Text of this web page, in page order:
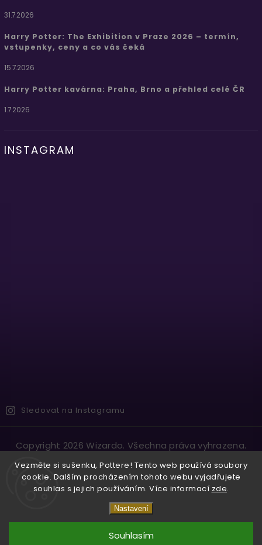
Vezměte si sušenku, Pottere! Tento web používá soubory
cookie. Dalším procházením tohoto webu vyjadřujete
souhlas s jejich používáním. Více informací zde.
Nastavení
Souhlasím
31.7.2026
Harry Potter: The Exhibition v Praze 2026 – termín,
vstupenky, ceny a co vás čeká
15.7.2026
Harry Potter kavárna: Praha, Brno a přehled celé ČR
1.7.2026
INSTAGRAM
Sledovat na Instagramu
Copyright 2026Wizardo. Všechna práva vyhrazena.
VytvořilShoptet| DesignShoptak.cz.